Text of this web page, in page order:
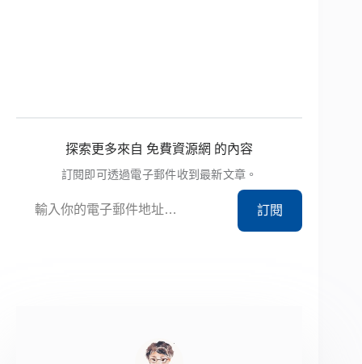
探索更多來自 免費資源網 的內容
訂閱即可透過電子郵件收到最新文章。
訂閱